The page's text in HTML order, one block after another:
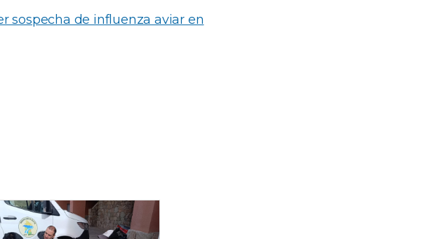
sospecha de influenza aviar en